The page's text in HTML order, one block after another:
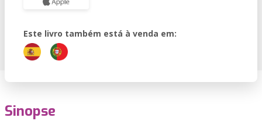
Este livro também está à venda em:
Sinopse